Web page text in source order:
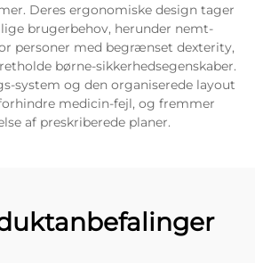
Deres ergonomiske design tager
brugerbehov, herunder nemt-
personer med begrænset dexterity,
børne-sikkerhedsegenskaber.
system og den organiserede layout
medicin-fejl, og fremmer
af preskriberede planer.